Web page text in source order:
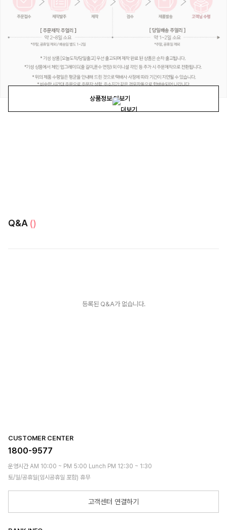
상품정보 더보기
Q&A ()
등록된 Q&A가 없습니다.
CUSTOMER CENTER
1800-9577
운영시간 AM 10:00 ~ PM 5:00 Lunch PM 12:30 ~ 1:30
토/일/공휴일(임시공휴일 포함) 휴무
고객센터 연결하기